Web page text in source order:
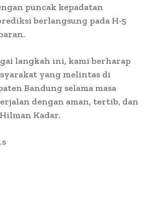
puncak kepadatan
berlangsung pada H-5
langkah ini, kami berharap
yang melintas di
Bandung selama masa
dengan aman, tertib, dan
Kadar.